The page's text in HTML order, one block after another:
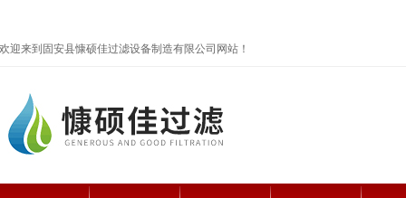
欢迎来到固安县慷硕佳过滤设备制造有限公司网站！